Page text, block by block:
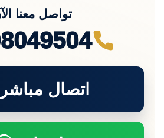
تواصل معنا
اتصال مباشر